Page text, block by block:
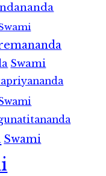
Swami
Swami